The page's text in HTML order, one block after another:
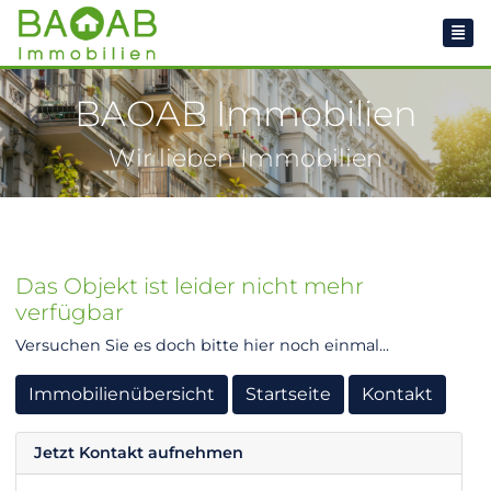
BAOAB Immobilien
Wir lieben Immobilien
Das Objekt ist leider nicht mehr
verfügbar
Versuchen Sie es doch bitte hier noch einmal...
Immobilienübersicht Startseite Kontakt
Jetzt Kontakt aufnehmen